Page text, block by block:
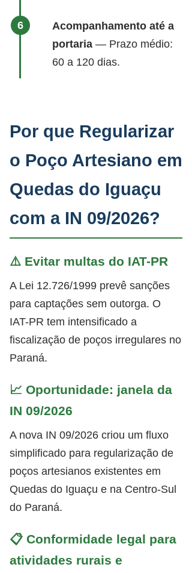
Acompanhamento até a
portaria — Prazo médio:
60 a 120 dias.
Por que Regularizar
o Poço Artesiano em
Quedas do Iguaçu
com a IN 09/2026?
⚠️ Evitar multas do IAT-PR
A Lei 12.726/1999 prevê sanções
para captações sem outorga. O
IAT-PR tem intensificado a
fiscalização de poços irregulares no
Paraná.
📈 Oportunidade: janela da
IN 09/2026
A nova IN 09/2026 criou um fluxo
simplificado para regularização de
poços artesianos existentes em
Quedas do Iguaçu e na Centro-Sul
do Paraná.
📋 Conformidade legal para
atividades rurais e